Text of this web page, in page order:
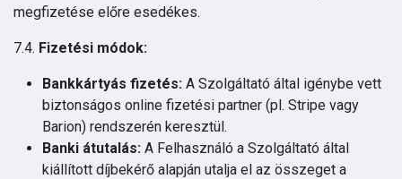
megfizetése előre esedékes.
7.4. Fizetési módok:
Bankkártyás fizetés: A Szolgáltató által igénybe vett
biztonságos online fizetési partner (pl. Stripe vagy
Barion) rendszerén keresztül.
Banki átutalás: A Felhasználó a Szolgáltató által
kiállított díjbekérő alapján utalja el az összeget a